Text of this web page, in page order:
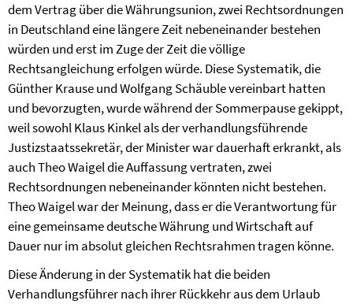
dem Vertrag über die Währungsunion, zwei Rechtsordnungen
in Deutschland eine längere Zeit nebeneinander bestehen
würden und erst im Zuge der Zeit die völlige
Rechtsangleichung erfolgen würde. Diese Systematik, die
Günther Krause und Wolfgang Schäuble vereinbart hatten
und bevorzugten, wurde während der Sommerpause gekippt,
weil sowohl Klaus Kinkel als der verhandlungsführende
Justizstaatssekretär, der Minister war dauerhaft erkrankt, als
auch Theo Waigel die Auffassung vertraten, zwei
Rechtsordnungen nebeneinander könnten nicht bestehen.
Theo Waigel war der Meinung, dass er die Verantwortung für
eine gemeinsame deutsche Währung und Wirtschaft auf
Dauer nur im absolut gleichen Rechtsrahmen tragen könne.
Diese Änderung in der Systematik hat die beiden
Verhandlungsführer nach ihrer Rückkehr aus dem Urlaub